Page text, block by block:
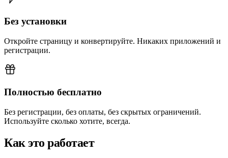
Без установки
Откройте страницу и конвертируйте. Никаких приложений и
регистрации.
Полностью бесплатно
Без регистрации, без оплаты, без скрытых ограничений.
Используйте сколько хотите, всегда.
Как это работает